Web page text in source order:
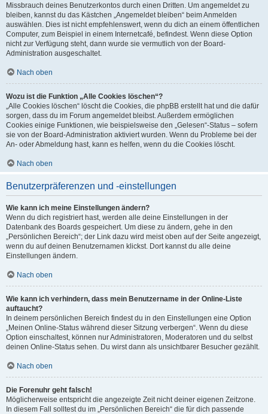
Missbrauch deines Benutzerkontos durch einen Dritten. Um angemeldet zu
bleiben, kannst du das Kästchen „Angemeldet bleiben“ beim Anmelden
auswählen. Dies ist nicht empfehlenswert, wenn du dich an einem öffentlichen
Computer, zum Beispiel in einem Internetcafé, befindest. Wenn diese Option
nicht zur Verfügung steht, dann wurde sie vermutlich von der Board-
Administration ausgeschaltet.
Nach oben
Wozu ist die Funktion „Alle Cookies löschen“?
„Alle Cookies löschen“ löscht die Cookies, die phpBB erstellt hat und die dafür
sorgen, dass du im Forum angemeldet bleibst. Außerdem ermöglichen
Cookies einige Funktionen, wie beispielsweise den „Gelesen“-Status – sofern
sie von der Board-Administration aktiviert wurden. Wenn du Probleme bei der
An- oder Abmeldung hast, kann es helfen, wenn du die Cookies löscht.
Nach oben
Benutzerpräferenzen und -einstellungen
Wie kann ich meine Einstellungen ändern?
Wenn du dich registriert hast, werden alle deine Einstellungen in der
Datenbank des Boards gespeichert. Um diese zu ändern, gehe in den
„Persönlichen Bereich“; der Link dazu wird meist oben auf der Seite angezeigt,
wenn du auf deinen Benutzernamen klickst. Dort kannst du alle deine
Einstellungen ändern.
Nach oben
Wie kann ich verhindern, dass mein Benutzername in der Online-Liste
auftaucht?
In deinem persönlichen Bereich findest du in den Einstellungen eine Option
„Meinen Online-Status während dieser Sitzung verbergen“. Wenn du diese
Option einschaltest, können nur Administratoren, Moderatoren und du selbst
deinen Online-Status sehen. Du wirst dann als unsichtbarer Besucher gezählt.
Nach oben
Die Forenuhr geht falsch!
Möglicherweise entspricht die angezeigte Zeit nicht deiner eigenen Zeitzone.
In diesem Fall solltest du im „Persönlichen Bereich“ die für dich passende